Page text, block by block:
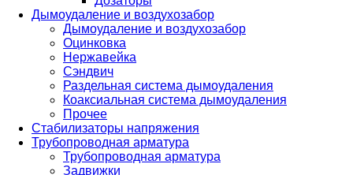
Дымоудаление и воздухозабор
Дымоудаление и воздухозабор
Оцинковка
Нержавейка
Сэндвич
Раздельная система дымоудаления
Коаксиальная система дымоудаления
Прочее
Стабилизаторы напряжения
Трубопроводная арматура
Трубопроводная арматура
Задвижки